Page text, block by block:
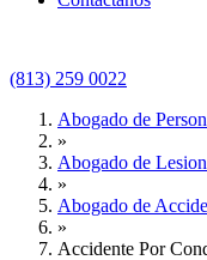
(813) 259 0022
Abogado de
»
Abogado de
»
Abogado de
»
Accidente Por